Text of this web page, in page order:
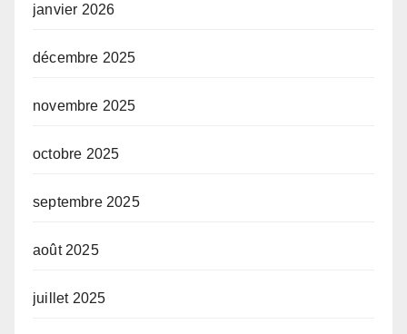
janvier 2026
décembre 2025
novembre 2025
octobre 2025
septembre 2025
août 2025
juillet 2025